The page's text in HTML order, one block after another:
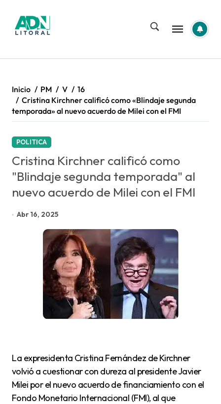
contenido
Inicio PM V
16
Cristina Kirchner calificó como «Blindaje segunda
temporada» al nuevo acuerdo de Milei con el FMI
POLITICA
Cristina Kirchner calificó como
"Blindaje segunda temporada" al
nuevo acuerdo de Milei con el FMI
Abr 16, 2025
La expresidenta Cristina Fernández de Kirchner
volvió a cuestionar con dureza al presidente Javier
Milei por el nuevo acuerdo de financiamiento con el
Fondo Monetario Internacional (FMI), al que